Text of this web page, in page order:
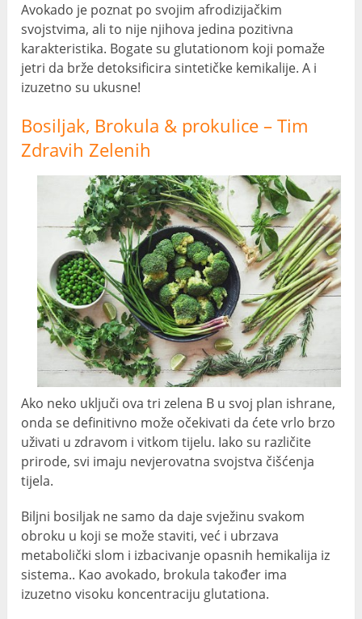
Avokado je poznat po svojim afrodizijačkim
svojstvima, ali to nije njihova jedina pozitivna
karakteristika. Bogate su glutationom koji pomaže
jetri da brže detoksificira sintetičke kemikalije. A i
izuzetno su ukusne!
Bosiljak, Brokula & prokulice – Tim
Zdravih Zelenih
Ako neko uključi ova tri zelena B u svoj plan ishrane,
onda se definitivno može očekivati ​​da ćete vrlo brzo
uživati ​​u zdravom i vitkom tijelu. Iako su različite
prirode, svi imaju nevjerovatna svojstva čišćenja
tijela.
Biljni bosiljak ne samo da daje svježinu svakom
obroku u koji se može staviti, već i ubrzava
metabolički slom i izbacivanje opasnih hemikalija iz
sistema.. Kao avokado, brokula također ima
izuzetno visoku koncentraciju glutationa.